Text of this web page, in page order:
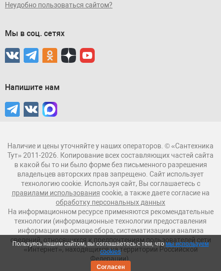
Неудобно пользоваться сайтом?
Мы в соц. сетях
Напишите нам
Наличие и цены уточняйте у наших операторов. © «Сантехника
Тут» 2011-2026. Копирование всех составляющих частей сайта
в какой бы то ни было форме без письменного разрешения
владельцев авторских прав запрещено. Сайт использует
технологию cookie. Используя сайт, Вы соглашаетесь с
правилами использования cookie, а также даете согласие на
обработку персональных данных
На информационном ресурсе применяются рекомендательные
технологии (информационные технологии предоставления
информации на основе сбора, систематизации и анализа
сведений, относящихся к предпочтениям пользователей сети
«Интернет», находящихся на территории Российской
Федерации).
Пользуясь нашим сайтом, вы соглашаетесь с тем, чтомы используем
cookies
Согласен